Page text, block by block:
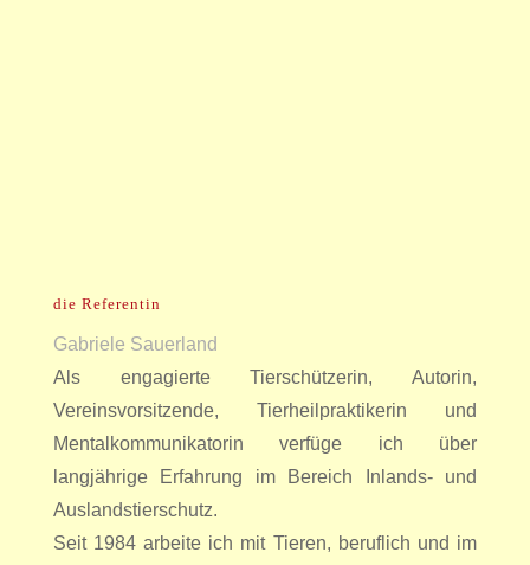
die Referentin
Gabriele Sauerland
Als engagierte Tierschützerin, Autorin,
Vereinsvorsitzende, Tierheilpraktikerin und
Mentalkommunikatorin verfüge ich über
langjährige Erfahrung im Bereich Inlands- und
Auslandstierschutz.
Seit 1984 arbeite ich mit Tieren, beruflich und im